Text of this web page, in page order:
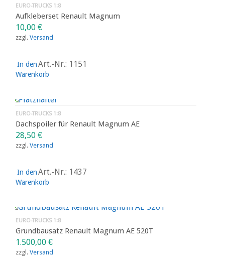
EURO-TRUCKS 1:8
Aufkleberset Renault Magnum
10,00 €
zzgl. Versand
In den
Warenkorb
Art.-Nr.: 1151
EURO-TRUCKS 1:8
Dachspoiler für Renault Magnum AE
28,50 €
zzgl. Versand
In den
Warenkorb
Art.-Nr.: 1437
EURO-TRUCKS 1:8
Grundbausatz Renault Magnum AE 520T
1.500,00 €
zzgl. Versand